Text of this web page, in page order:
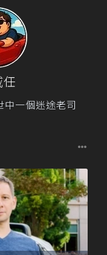
任
中一個迷途老司